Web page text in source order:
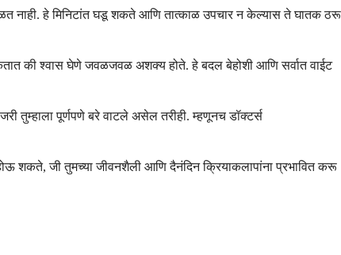
नाही. हे मिनिटांत घडू शकते आणि तात्काळ उपचार न केल्यास ते घातक ठरू
की श्वास घेणे जवळजवळ अशक्य होते. हे बदल बेहोशी आणि सर्वात वाईट
तुम्हाला पूर्णपणे बरे वाटले असेल तरीही. म्हणूनच डॉक्टर्स
शकते, जी तुमच्या जीवनशैली आणि दैनंदिन क्रियाकलापांना प्रभावित करू